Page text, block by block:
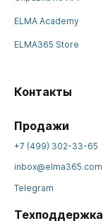
ELMA Academy
ELMA365 Store
Контакты
Продажи
+7 (499) 302-33-65
inbox@elma365.com
Telegram
Техподдержка